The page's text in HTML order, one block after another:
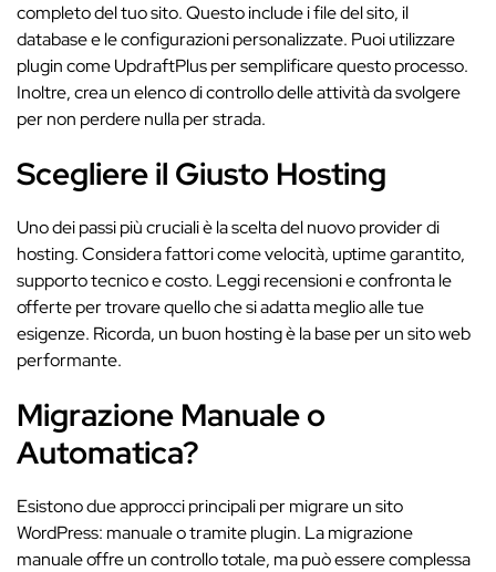
completo del tuo sito. Questo include i file del sito, il
database e le configurazioni personalizzate. Puoi utilizzare
plugin come UpdraftPlus per semplificare questo processo.
Inoltre, crea un elenco di controllo delle attività da svolgere
per non perdere nulla per strada.
Scegliere il Giusto Hosting
Uno dei passi più cruciali è la scelta del nuovo provider di
hosting. Considera fattori come velocità, uptime garantito,
supporto tecnico e costo. Leggi recensioni e confronta le
offerte per trovare quello che si adatta meglio alle tue
esigenze. Ricorda, un buon hosting è la base per un sito web
performante.
Migrazione Manuale o
Automatica?
Esistono due approcci principali per migrare un sito
WordPress: manuale o tramite plugin. La migrazione
manuale offre un controllo totale, ma può essere complessa